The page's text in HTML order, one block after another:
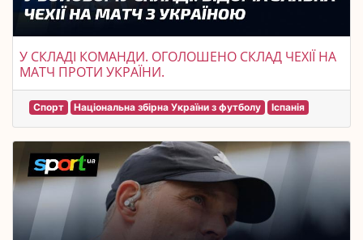
У СКЛАДІ КОМАНДИ. ОГОЛОШЕНО СКЛАД ЧЕХІЇ НА
МАТЧ ПРОТИ УКРАЇНИ.
Спорт Національна збірна України з футболу Іспанія